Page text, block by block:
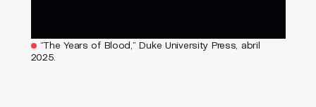
“The Years of Blood,” Duke University Press, abril
2025.